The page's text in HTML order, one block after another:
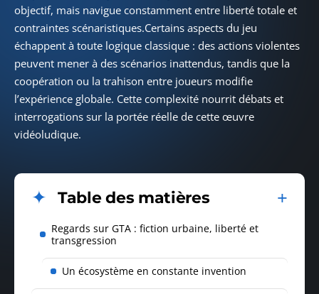
objectif, mais navigue constamment entre liberté totale et
contraintes scénaristiques.Certains aspects du jeu
échappent à toute logique classique : des actions violentes
peuvent mener à des scénarios inattendus, tandis que la
coopération ou la trahison entre joueurs modifie
l’expérience globale. Cette complexité nourrit débats et
interrogations sur la portée réelle de cette œuvre
vidéoludique.
Table des matières
Regards sur GTA : fiction urbaine, liberté et
transgression
Un écosystème en constante invention